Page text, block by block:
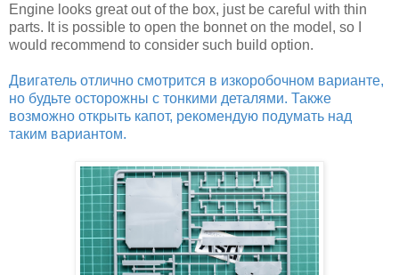
Engine looks great out of the box, just be careful with thin
parts. It is possible to open the bonnet on the model, so I
would recommend to consider such build option.
Двигатель отлично смотрится в изкоробочном варианте,
но будьте осторожны с тонкими деталями. Также
возможно открыть капот, рекомендую подумать над
таким вариантом.